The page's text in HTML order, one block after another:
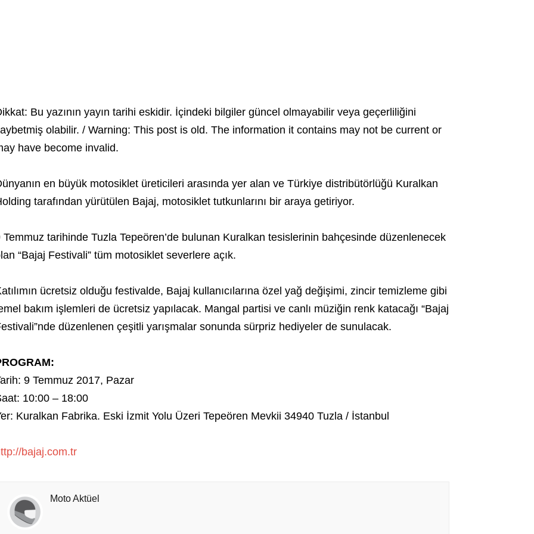
Bu yazının yayın tarihi eskidir. İçindeki bilgiler güncel olmayabilir veya geçerliliğini
olabilir. / Warning: This post is old. The information it contains may not be current or
have become invalid.
en büyük motosiklet üreticileri arasında yer alan ve Türkiye distribütörlüğü Kuralkan
tarafından yürütülen Bajaj, motosiklet tutkunlarını bir araya getiriyor.
Temmuz tarihinde Tuzla Tepeören’de bulunan Kuralkan tesislerinin bahçesinde düzenlenecek
“Bajaj Festivali” tüm motosiklet severlere açık.
ücretsiz olduğu festivalde, Bajaj kullanıcılarına özel yağ değişimi, zincir temizleme gibi
bakım işlemleri de ücretsiz yapılacak. Mangal partisi ve canlı müziğin renk katacağı “Bajaj
düzenlenen çeşitli yarışmalar sonunda sürpriz hediyeler de sunulacak.
9 Temmuz 2017, Pazar
10:00 – 18:00
Kuralkan Fabrika. Eski İzmit Yolu Üzeri Tepeören Mevkii 34940 Tuzla / İstanbul
bajaj.com.tr
Moto Aktüel